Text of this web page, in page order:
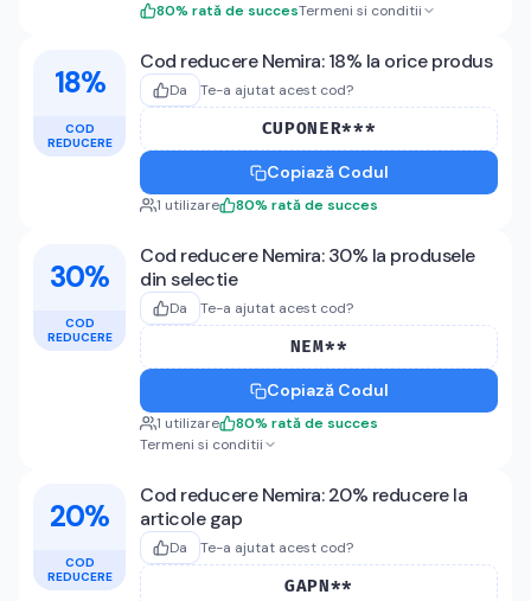
80% rată de succesTermeni si conditii
18%
COD
REDUCERE
Cod reducere Nemira: 18% la orice produs
Da Te-a ajutat acest cod?
CUPONER***
Copiază Codul
1 utilizare 80% rată de succes
30%
COD
REDUCERE
Cod reducere Nemira: 30% la produsele
din selectie
Da Te-a ajutat acest cod?
NEM**
Copiază Codul
1 utilizare 80% rată de succes
Termeni si conditii
20%
COD
REDUCERE
Cod reducere Nemira: 20% reducere la
articole gap
Da Te-a ajutat acest cod?
GAPN**